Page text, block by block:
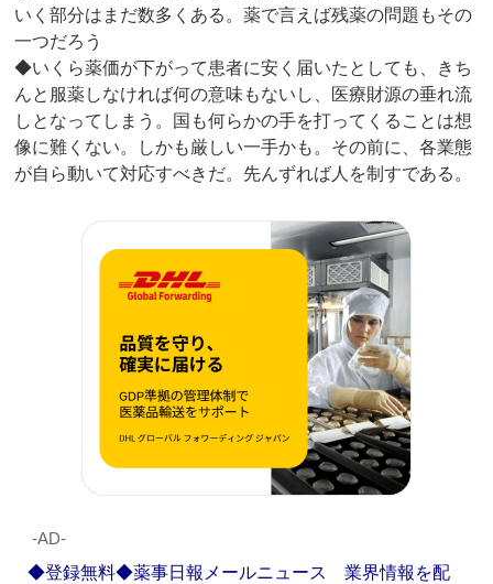
いく部分はまだ数多くある。薬で言えば残薬の問題もその
一つだろう
◆いくら薬価が下がって患者に安く届いたとしても、きち
んと服薬しなければ何の意味もないし、医療財源の垂れ流
しとなってしまう。国も何らかの手を打ってくることは想
像に難くない。しかも厳しい一手かも。その前に、各業態
が自ら動いて対応すべきだ。先んずれば人を制すである。
‐AD‐
◆登録無料◆薬事日報メールニュース 業界情報を配